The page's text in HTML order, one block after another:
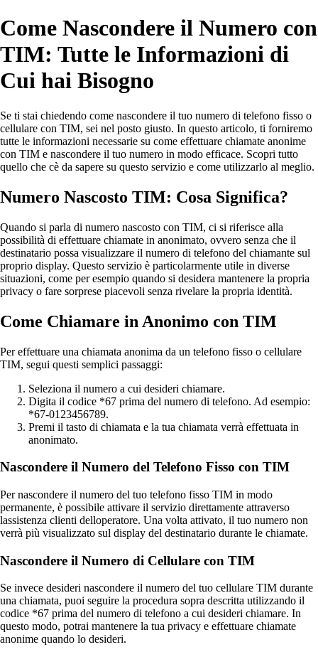
Come Nascondere il Numero con
TIM: Tutte le Informazioni di
Cui hai Bisogno
Se ti stai chiedendo come nascondere il tuo numero di telefono fisso o
cellulare con TIM, sei nel posto giusto. In questo articolo, ti forniremo
tutte le informazioni necessarie su come effettuare chiamate anonime
con TIM e nascondere il tuo numero in modo efficace. Scopri tutto
quello che cè da sapere su questo servizio e come utilizzarlo al meglio.
Numero Nascosto TIM: Cosa Significa?
Quando si parla di numero nascosto con TIM, ci si riferisce alla
possibilità di effettuare chiamate in anonimato, ovvero senza che il
destinatario possa visualizzare il numero di telefono del chiamante sul
proprio display. Questo servizio è particolarmente utile in diverse
situazioni, come per esempio quando si desidera mantenere la propria
privacy o fare sorprese piacevoli senza rivelare la propria identità.
Come Chiamare in Anonimo con TIM
Per effettuare una chiamata anonima da un telefono fisso o cellulare
TIM, segui questi semplici passaggi:
Seleziona il numero a cui desideri chiamare.
Digita il codice *67 prima del numero di telefono. Ad esempio:
*67-0123456789.
Premi il tasto di chiamata e la tua chiamata verrà effettuata in
anonimato.
Nascondere il Numero del Telefono Fisso con TIM
Per nascondere il numero del tuo telefono fisso TIM in modo
permanente, è possibile attivare il servizio direttamente attraverso
lassistenza clienti delloperatore. Una volta attivato, il tuo numero non
verrà più visualizzato sul display del destinatario durante le chiamate.
Nascondere il Numero di Cellulare con TIM
Se invece desideri nascondere il numero del tuo cellulare TIM durante
una chiamata, puoi seguire la procedura sopra descritta utilizzando il
codice *67 prima del numero di telefono a cui desideri chiamare. In
questo modo, potrai mantenere la tua privacy e effettuare chiamate
anonime quando lo desideri.